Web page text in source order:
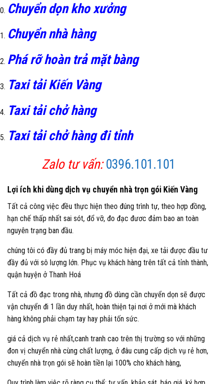
Chuyển dọn kho xưởng
Chuyển nhà hàng
Phá rỡ hoàn trả mặt bàng
Taxi tải Kiến Vàng
Taxi tải chở hàng
Taxi tải chở hàng đi tỉnh
Zalo tư vấn: 0396.101.101
Lợi ích khi dùng dịch vụ chuyển nhà trọn gói Kiến Vàng
Tất cả công việc đều thực hiện theo đúng trình tự, theo hợp đồng,
hạn chế thấp nhất sai sót, đổ vỡ, đo đạc đươc đảm bao an toàn
nguyên trạng ban đầu.
chúng tôi có đầy đủ trang bị máy móc hiện đại, xe tải được đầu tư
đầy đủ với sô lượng lớn. Phục vụ khách hàng trên tất cả tỉnh thành,
quận huyện ở Thanh Hoá
Tất cả đồ đạc trong nhà, nhưng đồ dùng cần chuyển dọn sẽ được
vận chuyển đi 1 lần duy nhất, hoàn thiện tại nơi ở mới mà khách
hàng không phải chạm tay hay phải tốn sức.
giá cả dịch vụ rẻ nhất,canh tranh cao trên thị trường so với những
đon vị chuyển nhà cùng chất lượng, ở đâu cung cấp dịch vụ rẻ hơn,
chuyển nhà trọn gói sẽ hoàn tiền lại 100% cho khách hàng,